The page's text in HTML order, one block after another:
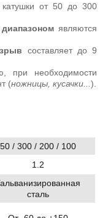
катушки от 50 до 300
являются
составляет до 9
при необходимости
(ножницы, кусачки...).
50 / 300 / 200 / 100
1.2
сталь